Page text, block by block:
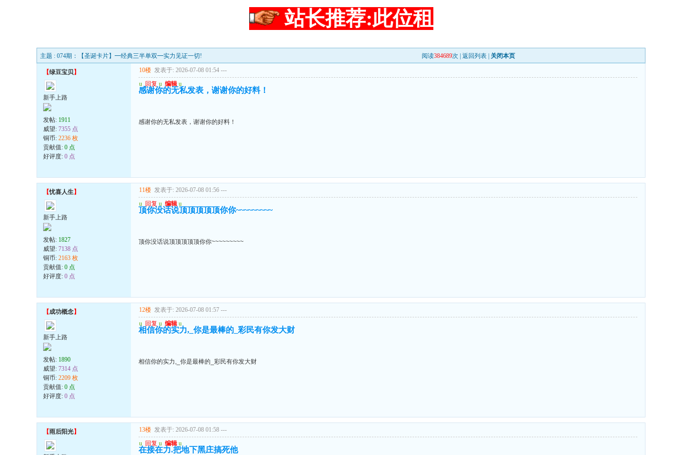
站长推荐:此位租
主题 : 074期：【圣诞卡片】━经典三半单双━实力见证一切! 阅读384689次 | 返回列表 关闭本页
【绿豆宝贝】
新手上路
发帖: 1911
威望: 7355 点
铜币: 2236 枚
贡献值: 0 点
好评度: 0 点
10楼 发表于: 2026-07-08 01:54 ---
u 回复 u 编辑 u
感谢你的无私发表，谢谢你的好料！
感谢你的无私发表，谢谢你的好料！
【忧喜人生】
新手上路
发帖: 1827
威望: 7138 点
铜币: 2163 枚
贡献值: 0 点
好评度: 0 点
11楼 发表于: 2026-07-08 01:56 ---
u 回复 u 编辑 u
顶你没话说顶顶顶顶顶你你~~~~~~~~~
顶你没话说顶顶顶顶顶你你~~~~~~~~~
【成功概念】
新手上路
发帖: 1890
威望: 7314 点
铜币: 2209 枚
贡献值: 0 点
好评度: 0 点
12楼 发表于: 2026-07-08 01:57 ---
u 回复 u 编辑 u
相信你的实力,_你是最棒的_彩民有你发大财
相信你的实力,_你是最棒的_彩民有你发大财
【雨后阳光】 13楼 发表于: 2026-07-08 01:58 ---
u 回复 u 编辑 u
在接在力.把地下黑庄搞死他